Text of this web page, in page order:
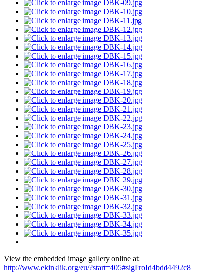
View the embedded image gallery online at:
http://www.ekinklik.org/eu/?start=405#sigProId4bdd4492c8